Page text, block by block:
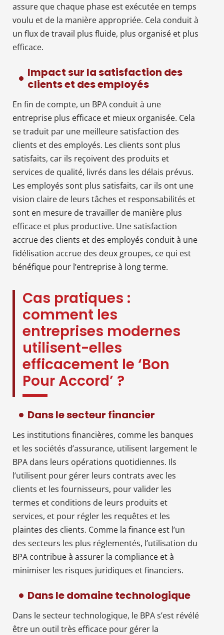
assure que chaque phase est exécutée en temps
voulu et de la manière appropriée. Cela conduit à
un flux de travail plus fluide, plus organisé et plus
efficace.
Impact sur la satisfaction des
clients et des employés
En fin de compte, un BPA conduit à une
entreprise plus efficace et mieux organisée. Cela
se traduit par une meilleure satisfaction des
clients et des employés. Les clients sont plus
satisfaits, car ils reçoivent des produits et
services de qualité, livrés dans les délais prévus.
Les employés sont plus satisfaits, car ils ont une
vision claire de leurs tâches et responsabilités et
sont en mesure de travailler de manière plus
efficace et plus productive. Une satisfaction
accrue des clients et des employés conduit à une
fidélisation accrue des deux groupes, ce qui est
bénéfique pour l’entreprise à long terme.
Cas pratiques :
comment les
entreprises modernes
utilisent-elles
efficacement le ‘Bon
Pour Accord’ ?
Dans le secteur financier
Les institutions financières, comme les banques
et les sociétés d’assurance, utilisent largement le
BPA dans leurs opérations quotidiennes. Ils
l’utilisent pour gérer leurs contrats avec les
clients et les fournisseurs, pour valider les
termes et conditions de leurs produits et
services, et pour régler les requêtes et les
plaintes des clients. Comme la finance est l’un
des secteurs les plus réglementés, l’utilisation du
BPA contribue à assurer la compliance et à
minimiser les risques juridiques et financiers.
Dans le domaine technologique
Dans le secteur technologique, le BPA s’est révélé
être un outil très efficace pour gérer la